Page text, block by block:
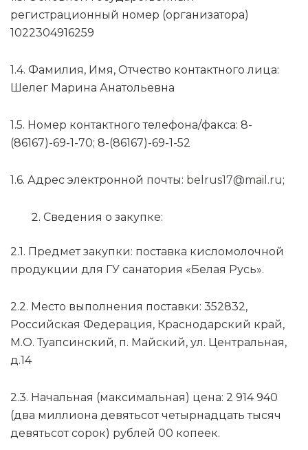
регистрационный номер (организатора)
1022304916259
1.4. Фамилия, Имя, Отчество контактного лица:
Шелег Марина Анатольевна
1.5. Номер контактного телефона/факса: 8-
(86167)-69-1-70; 8-(86167)-69-1-52
1.6. Адрес электронной почты: belrus17@mail.ru;
Сведения о закупке:
2.1. Предмет закупки: поставка кисломолочной
продукции для ГУ санатория «Белая Русь».
2.2. Место выполнения поставки: 352832,
Российская Федерация, Краснодарский край,
М.О. Туапсинский, п. Майский, ул. Центральная,
д.14
2.3. Начальная (максимальная) цена: 2 914 940
(два миллиона девятьсот четырнадцать тысяч
девятьсот сорок) рублей 00 копеек.